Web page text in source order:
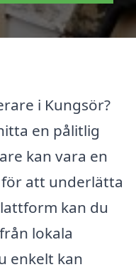
i Kungsör?
en pålitlig
kan vara en
att underlätta
kan du
lokala
enkelt kan